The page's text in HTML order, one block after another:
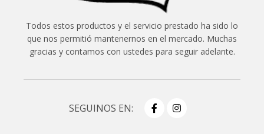
Todos estos productos y el servicio prestado ha sido lo
que nos permitió mantenernos en el mercado. Muchas
gracias y contamos con ustedes para seguir adelante.
SEGUINOS EN: